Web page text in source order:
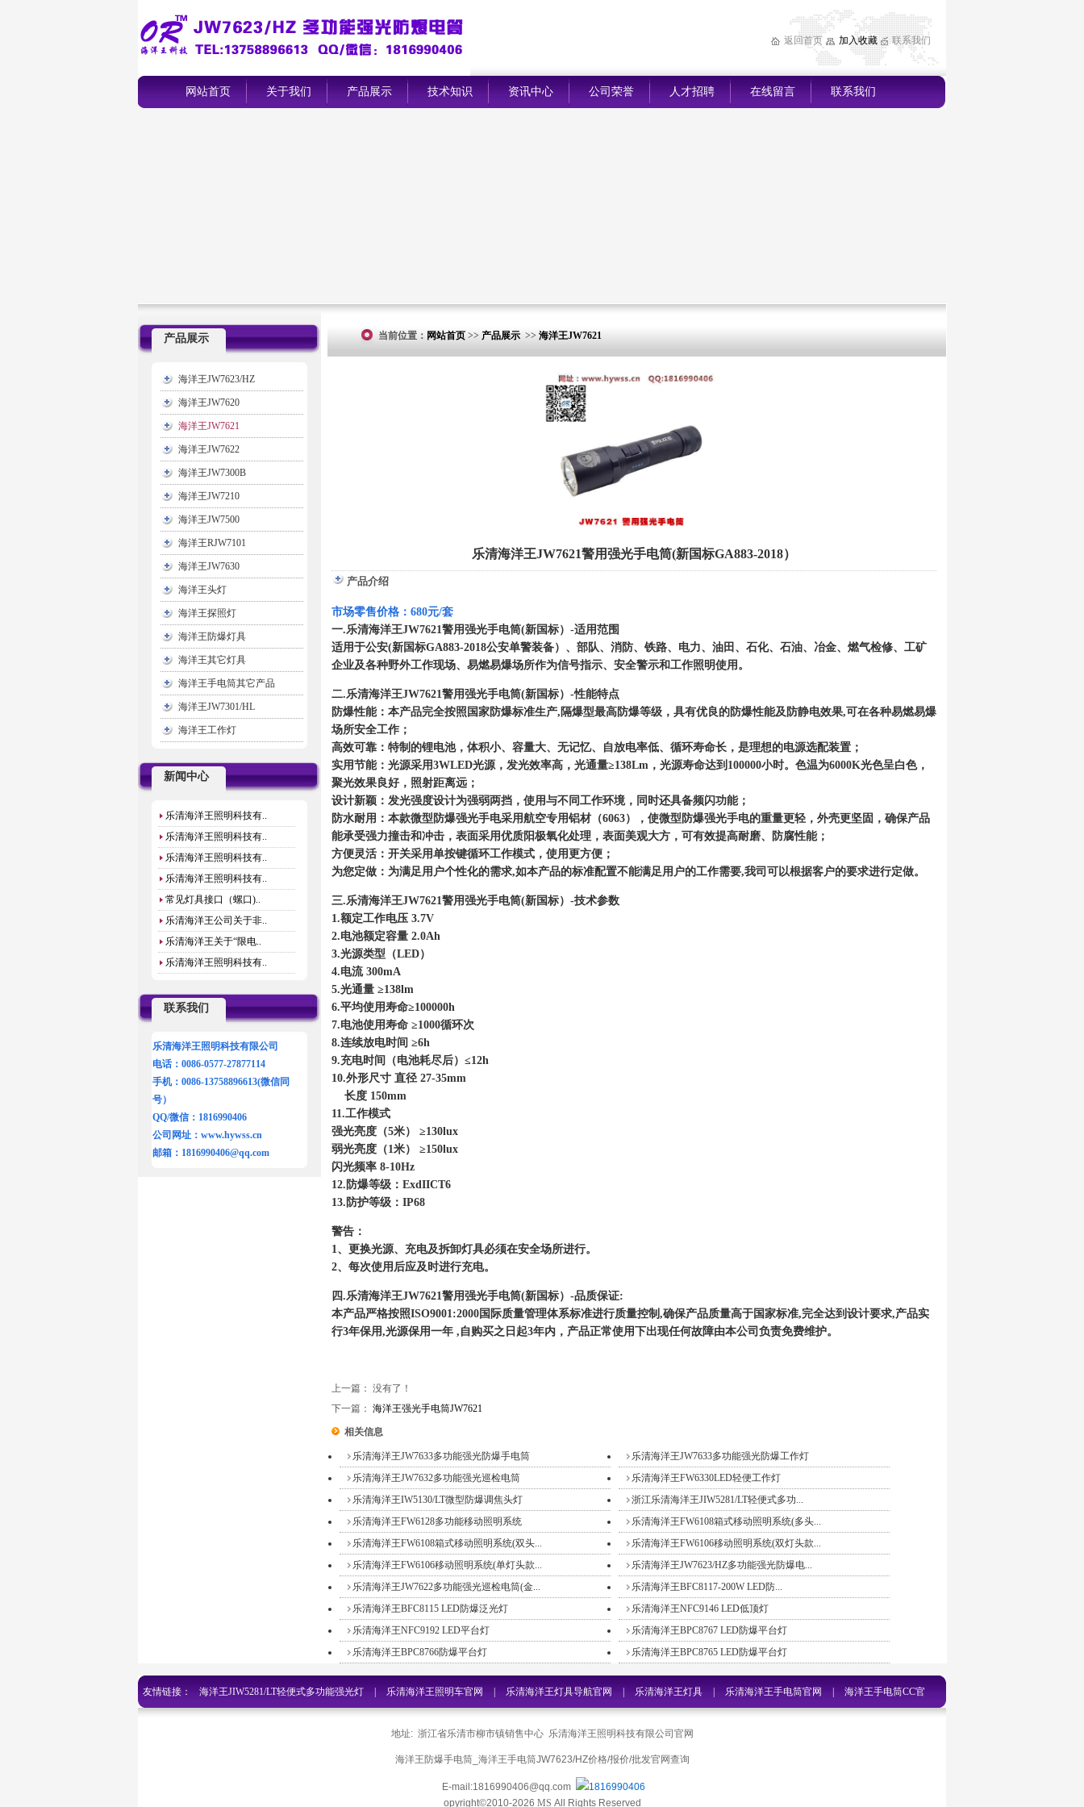
返回首页 加入收藏 联系我们
网站首页 关于我们 产品展示 技术知识 资讯中心 公司荣誉 人才招聘 在线留言 联系我们
产品展示
海洋王JW7623/HZ
海洋王JW7620
海洋王JW7621
海洋王JW7622
海洋王JW7300B
海洋王JW7210
海洋王JW7500
海洋王RJW7101
海洋王JW7630
海洋王头灯
海洋王探照灯
海洋王防爆灯具
海洋王其它灯具
海洋王手电筒其它产品
海洋王JW7301/HL
海洋王工作灯
新闻中心
乐清海洋王照明科技有..
乐清海洋王照明科技有..
乐清海洋王照明科技有..
乐清海洋王照明科技有..
常见灯具接口（螺口)..
乐清海洋王公司关于非..
乐清海洋王关于“限电..
乐清海洋王照明科技有..
联系我们
乐清海洋王照明科技有限公司
电话：0086-0577-27877114
手机：0086-13758896613(微信同
号）
QQ/微信：1816990406
公司网址： www.hywss.cn
邮箱： 1816990406@qq.com
当前位置： 网站首页 >> 产品展示 >> 海洋王JW7621
乐清海洋王JW7621警用强光手电筒(新国标GA883-2018）
产品介绍
市场零售价格：680元/套
一.乐清海洋王JW7621警用强光手电筒(新国标）-适用范围
适用于公安(新国标GA883-2018公安单警装备）、部队、消防、铁路、电力、油田、石化、石油、冶金、燃气检修、工矿
企业及各种野外工作现场、易燃易爆场所作为信号指示、安全警示和工作照明使用。
二.乐清海洋王JW7621警用强光手电筒(新国标）-性能特点
防爆性能：本产品完全按照国家防爆标准生产,隔爆型最高防爆等级，具有优良的防爆性能及防静电效果,可在各种易燃易爆
场所安全工作；
高效可靠：特制的锂电池，体积小、容量大、无记忆、自放电率低、循环寿命长，是理想的电源选配装置；
实用节能：光源采用3WLED光源，发光效率高，光通量≥138Lm，光源寿命达到100000小时。色温为6000K光色呈白色，
聚光效果良好，照射距离远；
设计新颖：发光强度设计为强弱两挡，使用与不同工作环境，同时还具备频闪功能；
防水耐用：本款微型防爆强光手电采用航空专用铝材（6063），使微型防爆强光手电的重量更轻，外壳更坚固，确保产品
能承受强力撞击和冲击，表面采用优质阳极氧化处理，表面美观大方，可有效提高耐磨、防腐性能；
方便灵活：开关采用单按键循环工作模式，使用更方便；
为您定做：为满足用户个性化的需求,如本产品的标准配置不能满足用户的工作需要,我司可以根据客户的要求进行定做。
三.乐清海洋王JW7621警用强光手电筒(新国标）-技术参数
1.额定工作电压 3.7V
2.电池额定容量 2.0Ah
3.光源类型（LED）
4.电流 300mA
5.光通量 ≥138lm
6.平均使用寿命≥100000h
7.电池使用寿命 ≥1000循环次
8.连续放电时间 ≥6h
9.充电时间（电池耗尽后）≤12h
10.外形尺寸 直径 27-35mm
长度 150mm
11.工作模式
强光亮度（5米） ≥130lux
弱光亮度（1米） ≥150lux
闪光频率 8-10Hz
12.防爆等级：ExdIICT6
13.防护等级：IP68
警告：
1、更换光源、充电及拆卸灯具必须在安全场所进行。
2、每次使用后应及时进行充电。
四.乐清海洋王JW7621警用强光手电筒(新国标）-品质保证:
本产品严格按照ISO9001:2000国际质量管理体系标准进行质量控制,确保产品质量高于国家标准,完全达到设计要求,产品实
行3年保用,光源保用一年 ,自购买之日起3年内，产品正常使用下出现任何故障由本公司负责免费维护。
上一篇： 没有了！
下一篇： 海洋王强光手电筒JW7621
相关信息
乐清海洋王JW7633多功能强光防爆手电筒
乐清海洋王JW7633多功能强光防爆工作灯
乐清海洋王JW7632多功能强光巡检电筒
乐清海洋王FW6330LED轻便工作灯
乐清海洋王IW5130/LT微型防爆调焦头灯
浙江乐清海洋王JIW5281/LT轻便式多功...
乐清海洋王FW6128多功能移动照明系统
乐清海洋王FW6108箱式移动照明系统(多头...
乐清海洋王FW6108箱式移动照明系统(双头...
乐清海洋王FW6106移动照明系统(双灯头款...
乐清海洋王FW6106移动照明系统(单灯头款...
乐清海洋王JW7623/HZ多功能强光防爆电...
乐清海洋王JW7622多功能强光巡检电筒(金...
乐清海洋王BFC8117-200W LED防...
乐清海洋王BFC8115 LED防爆泛光灯
乐清海洋王NFC9146 LED低顶灯
乐清海洋王NFC9192 LED平台灯
乐清海洋王BPC8767 LED防爆平台灯
乐清海洋王BPC8766防爆平台灯
乐清海洋王BPC8765 LED防爆平台灯
友情链接： 海洋王JIW5281/LT轻便式多功能强光灯 乐清海洋王照明车官网 乐清海洋王灯具导航官网 乐清海洋王灯具 乐清海洋王手电筒官网 海洋王手电筒CC官
海洋王手电筒JW7210官网 | 俄罗斯搜索-JW7623/HZ | 海洋王JW7623-必应搜索官网
| 乐清海洋王灯具官网 | 乐清海洋王JW7302A微型防爆电筒
地址: 浙江省乐清市柳市镇销售中心 乐清海洋王照明科技有限公司官网
海洋王防爆手电筒_海洋王手电筒JW7623/HZ价格/报价/批发官网查询
E-mail:1816990406@qq.com
1816990406
opyright©2010-2026 MS All Rights Reserved